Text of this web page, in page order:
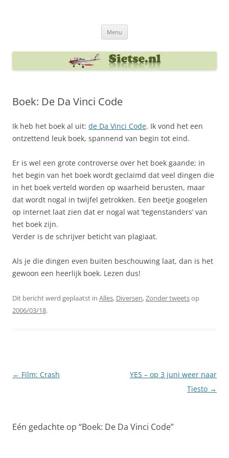
Menu
Boek: De Da Vinci Code
Ik heb het boek al uit: de Da Vinci Code. Ik vond het een
ontzettend leuk boek, spannend van begin tot eind.
Er is wel een grote controverse over het boek gaande; in
het begin van het boek wordt geclaimd dat veel dingen die
in het boek verteld worden op waarheid berusten, maar
dat wordt nogal in twijfel getrokken. Een beetje googelen
op internet laat zien dat er nogal wat ’tegenstanders’ van
het boek zijn.
Verder is de schrijver beticht van plagiaat.
Als je die dingen even buiten beschouwing laat, dan is het
gewoon een heerlijk boek. Lezen dus!
Dit bericht werd geplaatst in Alles, Diversen,Zonder tweetsop
2006/03/18.
Berichtnavigatie
← Film: Crash
YES – op 3 juni weer naar
Tiesto →
Eén gedachte op “Boek: De Da Vinci Code”